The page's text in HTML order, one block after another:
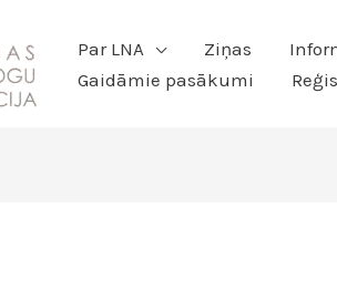
Par LNA Ziņas
Gaidāmie pasākumi